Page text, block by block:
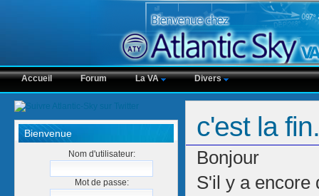
Accueil Forum La VA Divers
Bienvenue
Nom d'utilisateur:
Mot de passe:
c'est la
Bonjour
S'il y a encore